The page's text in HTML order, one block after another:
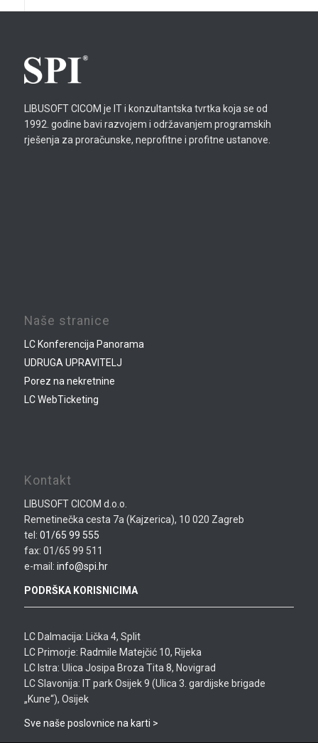
LIBUSOFT CICOM je IT i konzultantska tvrtka koja se od
1992. godine bavi razvojem i održavanjem programskih
rješenja za proračunske, neprofitne i profitne ustanove.
Naše stranice
LC Konferencija Panorama
UDRUGA UPRAVITELJ
Porez na nekretnine
LC WebTicketing
Kontakt
LIBUSOFT CICOM d.o.o.
Remetinečka cesta 7a (Kajzerica), 10 020 Zagreb
tel: 01/65 99 555
fax: 01/65 99 511
e-mail: info@spi.hr
PODRŠKA KORISNICIMA
LC Dalmacija: Lička 4, Split
LC Primorje: Radmile Matejčić 10, Rijeka
LC Istra: Ulica Josipa Broza Tita 8, Novigrad
LC Slavonija: IT park Osijek 9 (Ulica 3. gardijske brigade
„Kune“), Osijek
Sve naše poslovnice na karti >